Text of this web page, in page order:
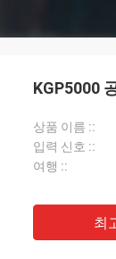
KGP5000
상품 이름 ::
입력 신호 ::
여행 ::
최